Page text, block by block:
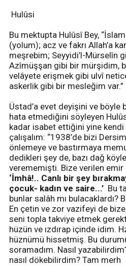
Hulûsi
Bu mektupta Hulûsî Bey,
(yolum); acz ve fakrı Allah’a
meşrebim; Seyyidi’l-Mürselîn
Azîmüşşan gibi bir mürşidim,
velâyete erişmek gibi ulvî
askerlik gibi bir mesleğim var.”
Üstad’a evet deyişini ve
hata etmediğini söyleyen
kadar isabet ettiğini yine
çalışalım: “1938’de bizi
önlemeye ve bastırmaya
dedikleri şey de, bazı dağ
verememişti. Bize verilen emir
‘İmhâ!.. Canlı bir şey
çocuk- kadın ve saire...’ Bu
bunlar salâh mı bulacaklardı?
En çetin ve zor vazifeyi de
seni topla takviye etmek
hüzün ve ızdırap içinde idim.
hüznümü hissetmiş. Bu
soramadım. Nasıl
nasıl dökebilirdim? Tam merh